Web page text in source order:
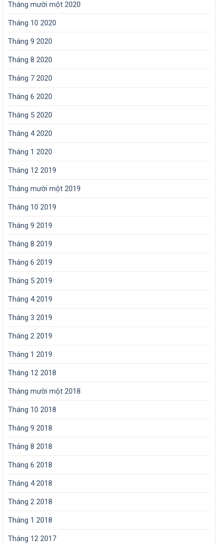
Tháng mười một 2020
Tháng 10 2020
Tháng 9 2020
Tháng 8 2020
Tháng 7 2020
Tháng 6 2020
Tháng 5 2020
Tháng 4 2020
Tháng 1 2020
Tháng 12 2019
Tháng mười một 2019
Tháng 10 2019
Tháng 9 2019
Tháng 8 2019
Tháng 6 2019
Tháng 5 2019
Tháng 4 2019
Tháng 3 2019
Tháng 2 2019
Tháng 1 2019
Tháng 12 2018
Tháng mười một 2018
Tháng 10 2018
Tháng 9 2018
Tháng 8 2018
Tháng 6 2018
Tháng 4 2018
Tháng 2 2018
Tháng 1 2018
Tháng 12 2017